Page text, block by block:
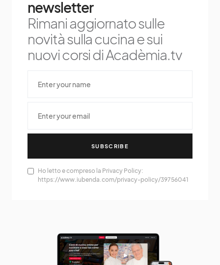
newsletter
Rimani aggiornato sulle
novità sulla cucina e sui
nuovi corsi di Acadèmia.tv
SUBSCRIBE
Ho letto e compreso la Privacy Policy:
https://www.iubenda.com/privacy-policy/39756041